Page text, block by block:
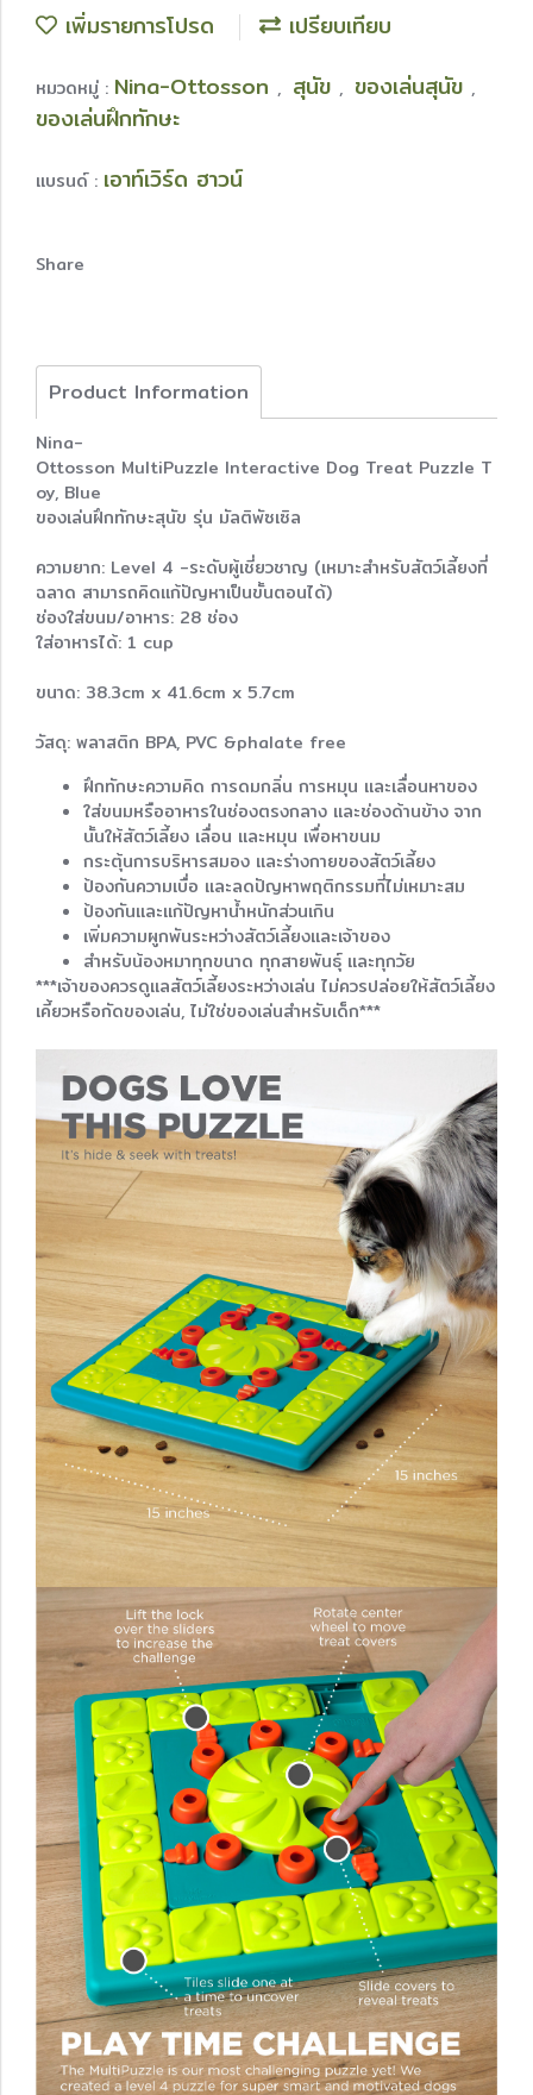
เพิ่มรายการโปรด เปรียบเทียบ
หมวดหมู่ : Nina-Ottosson , สุนัข , ของเล่นสุนัข ,
ของเล่นฝึกทักษะ
แบรนด์ : เอาท์เวิร์ด ฮาวน์
Share
Product Information
Nina-
Ottosson MultiPuzzle Interactive Dog Treat Puzzle T
oy, Blue
ของเล่นฝึกทักษะสุนัข รุ่น มัลติพัซเซิล
ความยาก: Level 4 -ระดับผู้เชี่ยวชาญ (เหมาะสำหรับสัตว์เลี้ยงที่
ฉลาด สามารถคิดแก้ปัญหาเป็นขั้นตอนได้)
ช่องใส่ขนม/อาหาร: 28 ช่อง
ใส่อาหารได้: 1 cup
ขนาด: 38.3cm x 41.6cm x 5.7cm
วัสดุ: พลาสติก BPA, PVC &phalate free
ฝึกทักษะความคิด การดมกลิ่น การหมุน และเลื่อนหาของ
ใส่ขนมหรืออาหารในช่องตรงกลาง และช่องด้านข้าง จาก
นั้นให้สัตว์เลี้ยง เลื่อน และหมุน เพื่อหาขนม
กระตุ้นการบริหารสมอง และร่างกายของสัตว์เลี้ยง
ป้องกันความเบื่อ และลดปัญหาพฤติกรรมที่ไม่เหมาะสม
ป้องกันและแก้ปัญหาน้ำหนักส่วนเกิน
เพิ่มความผูกพันระหว่างสัตว์เลี้ยงและเจ้าของ
สำหรับน้องหมาทุกขนาด ทุกสายพันธุ์ และทุกวัย
***เจ้าของควรดูแลสัตว์เลี้ยงระหว่างเล่น ไม่ควรปล่อยให้สัตว์เลี้ยง
เคี้ยวหรือกัดของเล่น, ไม่ใช่ของเล่นสำหรับเด็ก***